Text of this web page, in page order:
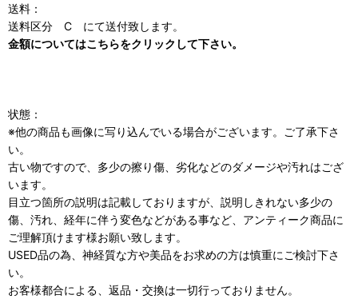
送料：
送料区分 C にて送付致します。
金額についてはこちらをクリックして下さい。
状態：
※他の商品も画像に写り込んでいる場合がございます。ご了承下さ
い。
古い物ですので、多少の擦り傷、劣化などのダメージや汚れはござ
います。
目立つ箇所の説明は記載しておりますが、説明しきれない多少の
傷、汚れ、経年に伴う変色などがある事など、アンティーク商品に
ご理解頂けます様お願い致します。
USED品の為、神経質な方や美品をお求めの方は慎重にご検討下さ
い。
お客様都合による、返品・交換は一切行っておりません。